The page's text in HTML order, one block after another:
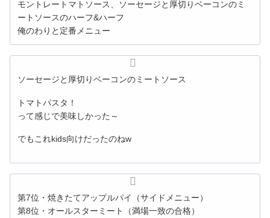
モントレートマトソース、ソーセージと厚切りベーコンのミ
ートソースのハーフ&ハーフ
俺のわりと定番メニュー
ソーセージと厚切りベーコンのミートソース
トマトパスタ！
って感じで美味しかった～
でもこれkids向けだったのねw
第7位・焼きたてアップルパイ（サイドメニュー）
第8位・オールスターミート（満場一致の合格）